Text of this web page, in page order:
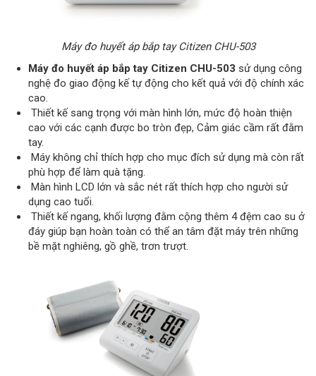
Máy đo huyết áp bắp tay Citizen CHU-503
Máy đo huyết áp bắp tay Citizen CHU-503 sử dụng công
nghệ đo giao động kế tự động cho kết quả với độ chính xác
cao.
Thiết kế sang trọng với màn hình lớn, mức độ hoàn thiện
cao với các cạnh được bo tròn đẹp, Cảm giác cầm rất đằm
tay.
Máy không chỉ thích hợp cho mục đích sử dụng mà còn rất
phù hợp để làm quà tặng.
Màn hình LCD lớn và sắc nét rất thích hợp cho người sử
dụng cao tuổi.
Thiết kế ngang, khối lượng đằm cộng thêm 4 đệm cao su ở
đáy giúp bạn hoàn toàn có thể an tâm đặt máy trên những
bề mặt nghiêng, gồ ghề, trơn trượt.